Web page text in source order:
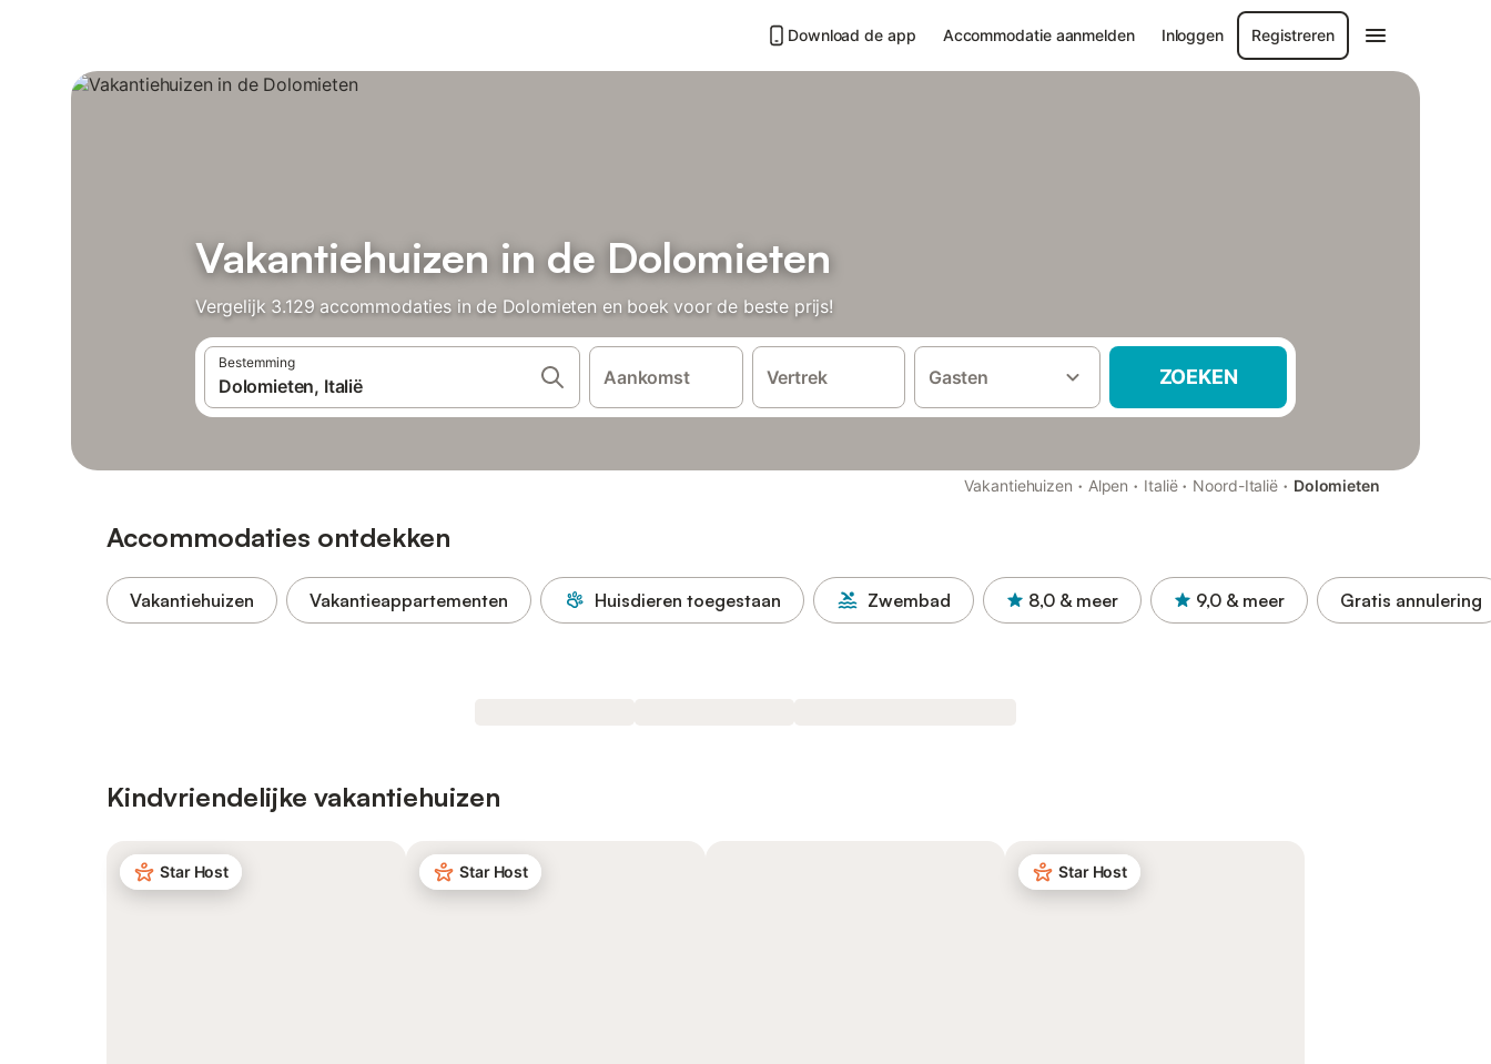
Download de app Accommodatie aanmelden Inloggen Registreren
Vakantiehuizen in de Dolomieten
Vergelijk 3.129 accommodaties in de Dolomieten en boek voor de beste prijs!
Bestemming
Aankomst Vertrek Gasten ZOEKEN
Vakantiehuizen · Alpen · Italië · Noord-Italië · Dolomieten
Accommodaties ontdekken
Vakantiehuizen Vakantieappartementen Huisdieren toegestaan Zwembad 8,0 & meer 9,0 & meer Gratis annulering
Kindvriendelijke vakantiehuizen
Star Host Star Host Star Host